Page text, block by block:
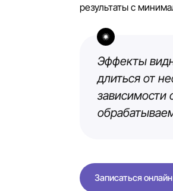
результаты с
Эффекты
длиться от
зависимости
Записаться онлайн